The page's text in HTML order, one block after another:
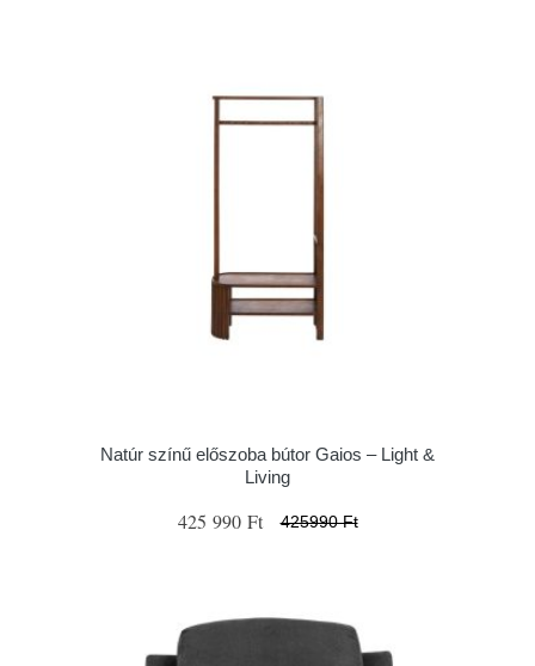
Natúr színű előszoba bútor Gaios – Light &
Living
425 990 Ft 425990 Ft